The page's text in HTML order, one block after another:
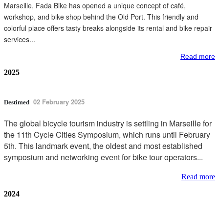
Marseille, Fada Bike has opened a unique concept of café,
workshop, and bike shop behind the Old Port. This friendly and
colorful place offers tasty breaks alongside its rental and bike repair
services...
Read more
2025
Destimed 02 February 2025
The global bicycle tourism industry is settling in Marseille for
the 11th Cycle Cities Symposium, which runs until February
5th. This landmark event, the oldest and most established
symposium and networking event for bike tour operators...
Read more
2024